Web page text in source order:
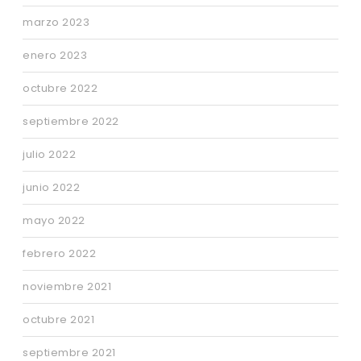
marzo 2023
enero 2023
octubre 2022
septiembre 2022
julio 2022
junio 2022
mayo 2022
febrero 2022
noviembre 2021
octubre 2021
septiembre 2021